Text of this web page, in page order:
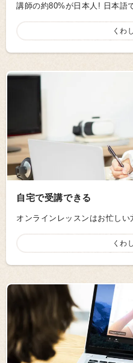
講師の約80%が日本人! 日本語
くわ
自宅で受講できる
オンラインレッスンはお忙しい
くわ